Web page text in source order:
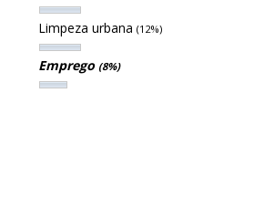
Limpeza urbana (12%)
Emprego (8%)